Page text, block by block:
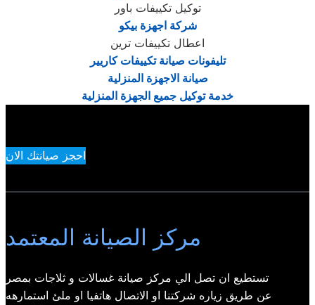
توكيل تكييفات باور
شركة اجهزة بيكو
اعطال تكييفات ترين
تليفونات صيانة تكييفات كاريير
صيانة الاجهزة المنزلية
خدمة توكيل جميع الجهزة المنزلية
احجز صيانتك الان
مركز الصيانة المعتمد
تستطيع ان تصل الي مركز صيانة غسالات و ثلاجات بمصر
عن طريق زياره شركتنا او الاتصال هاتفيا او ملئ استمارهه